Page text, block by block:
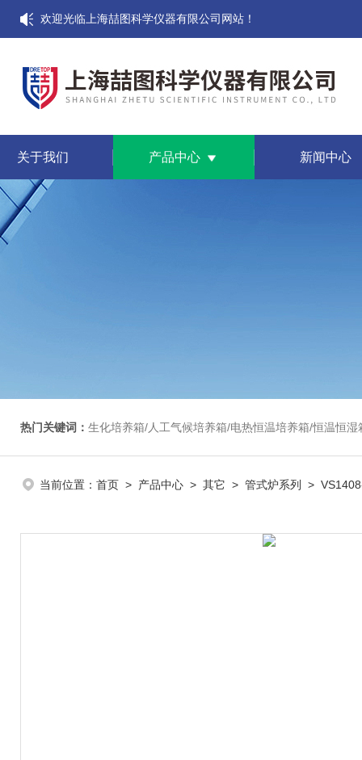
欢迎光临上海喆图科学仪器有限公司网站！
关于我们 产品中心 新闻中心
热门关键词： 生化培养箱/人工气候培养箱/电热恒温培养箱/恒温恒湿箱/光照培养箱/二氧化碳培养箱
当前位置： 首页 > 产品中心 > 其它 > 管式炉系列 >